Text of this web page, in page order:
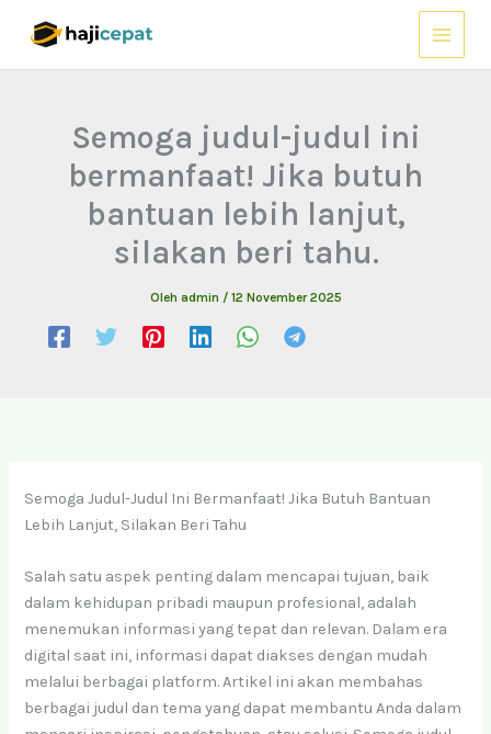
Semoga judul-judul ini
bermanfaat! Jika butuh
bantuan lebih lanjut,
silakan beri tahu.
Oleh admin / 12 November 2025
Semoga Judul-Judul Ini Bermanfaat! Jika Butuh Bantuan
Lebih Lanjut, Silakan Beri Tahu
Salah satu aspek penting dalam mencapai tujuan, baik
dalam kehidupan pribadi maupun profesional, adalah
menemukan informasi yang tepat dan relevan. Dalam era
digital saat ini, informasi dapat diakses dengan mudah
melalui berbagai platform. Artikel ini akan membahas
berbagai judul dan tema yang dapat membantu Anda dalam